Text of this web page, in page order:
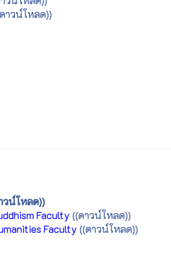
าวน์โหลด))
วน์โหลด))
Faculty ((ดาวน์โหลด))
Faculty ((ดาวน์โหลด))